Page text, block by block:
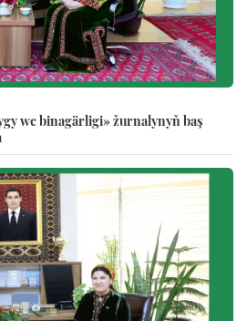
we binagärligi» žurnalynyň baş